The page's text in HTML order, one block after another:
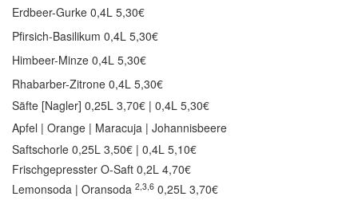
Erdbeer-Gurke 0,4L 5,30€
Pfirsich-Basilikum 0,4L 5,30€
Himbeer-Minze 0,4L 5,30€
Rhabarber-Zitrone 0,4L 5,30€
Säfte [Nagler] 0,25L 3,70€ | 0,4L 5,30€
Apfel | Orange | Maracuja | Johannisbeere
Saftschorle 0,25L 3,50€ | 0,4L 5,10€
Frischgepresster O-Saft 0,2L 4,70€
Lemonsoda | Oransoda 2,3,6 0,25L 3,70€